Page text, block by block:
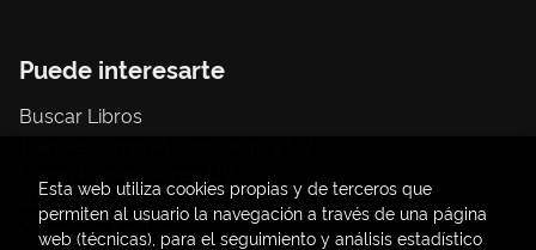
Puede interesarte
Buscar Libros
Papelería / material oficina
Consumo Sostenible
Esta web utiliza cookies propias y de terceros que
permiten al usuario la navegación a través de una página
web (técnicas), para el seguimiento y análisis estadístico